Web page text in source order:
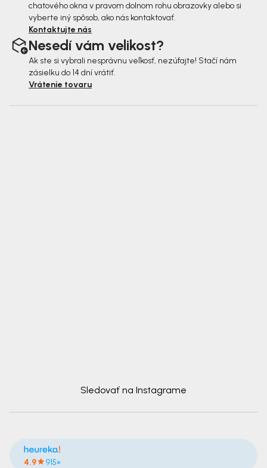
chatového okna v pravom dolnom rohu obrazovky alebo si
vyberte iný spôsob, ako nás kontaktovať.
Kontaktujte nás
Nesedí vám velikost?
Ak ste si vybrali nesprávnu veľkosť, nezúfajte! Stačí nám
zásielku do 14 dní vrátiť.
Vrátenie tovaru
Sledovať na Instagrame
4.9 915×